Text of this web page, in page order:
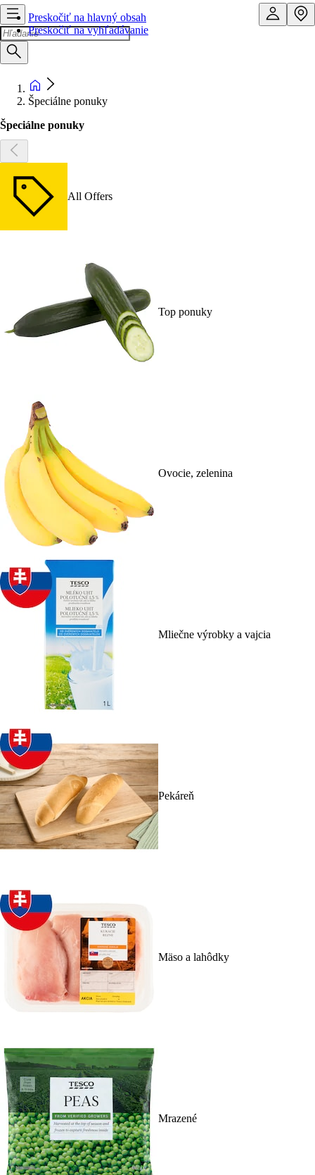
Preskočiť na hlavný obsah
Preskočiť na vyhľadávanie
Špeciálne ponuky
Špeciálne ponuky
All Offers
Top ponuky
Ovocie, zelenina
Mliečne výrobky a vajcia
Pekáreň
Mäso a lahôdky
Mrazené